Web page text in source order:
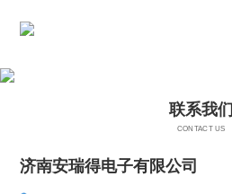
联系我们
CONTACT US
济南安瑞得电子有限公司